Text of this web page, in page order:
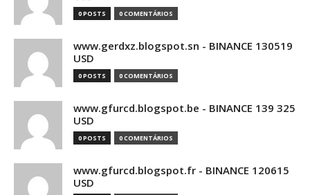
0 POSTS 0 COMENTÁRIOS
www.gerdxz.blogspot.sn - BINANCE 130519
USD
0 POSTS 0 COMENTÁRIOS
www.gfurcd.blogspot.be - BINANCE 139 325
USD
0 POSTS 0 COMENTÁRIOS
www.gfurcd.blogspot.fr - BINANCE 120615
USD